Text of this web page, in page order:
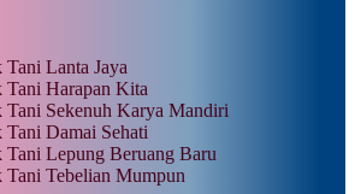
Lanta Jaya
Tani Harapan Kita
Tani Sekenuh Karya Mandiri
Damai Sehati
Tani Lepung Beruang Baru
Tani Tebelian Mumpun